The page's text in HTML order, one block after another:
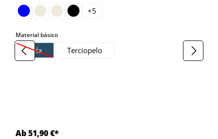
+5
Material básicoselect
Tela
(Esta opción no está disponible en este momento.)
Terciopelo
Ab 51,90 €*